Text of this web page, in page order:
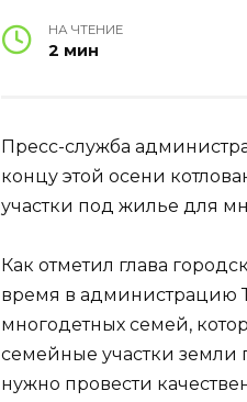
НА ЧТЕНИЕ
2 мин
Пресс-служба
концу этой осени
участки под жилье для
Как отметил глава
время в администрацию
многодетных семей,
семейные участки земли
нужно провести